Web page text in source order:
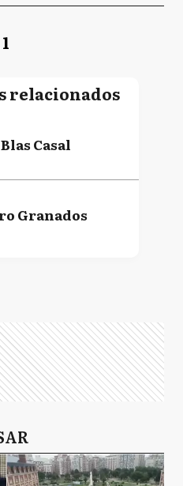
relacionados
Casal
Granados